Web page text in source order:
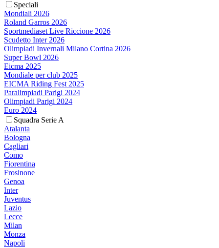
Speciali
Mondiali 2026
Roland Garros 2026
Sportmediaset Live Riccione 2026
Scudetto Inter 2026
Olimpiadi Invernali Milano Cortina 2026
Super Bowl 2026
Eicma 2025
Mondiale per club 2025
EICMA Riding Fest 2025
Paralimpiadi Parigi 2024
Olimpiadi Parigi 2024
Euro 2024
Squadra Serie A
Atalanta
Bologna
Cagliari
Como
Fiorentina
Frosinone
Genoa
Inter
Juventus
Lazio
Lecce
Milan
Monza
Napoli